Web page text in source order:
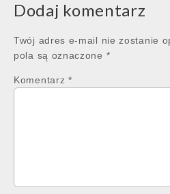
Dodaj komentarz
Twój adres e-mail nie zostanie
pola są oznaczone *
Komentarz *